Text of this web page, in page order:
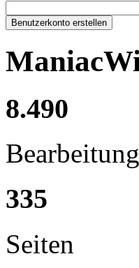
Benutzerkonto erstellen
8.490
335
Seiten